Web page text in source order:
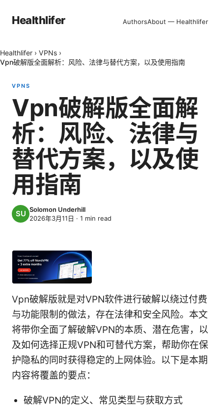
Healthlifer AuthorsAbout — Healthlifer
Healthlifer › VPNs ›
Vpn破解版全面解析：风险、法律与替代方案，以及使用指南
VPNS
Vpn破解版全面解
析：风险、法律与
替代方案，以及使
用指南
Solomon Underhill
2026年3月11日 · 1 min read
Vpn破解版就是对VPN软件进行破解以绕过付费
与功能限制的做法，存在法律和安全风险。本文
将带你全面了解破解VPN的本质、潜在危害，以
及如何选择正规VPN和可替代方案，帮助你在保
护隐私的同时获得稳定的上网体验。以下是本期
内容将覆盖的要点：
破解VPN的定义、常见类型与获取方式